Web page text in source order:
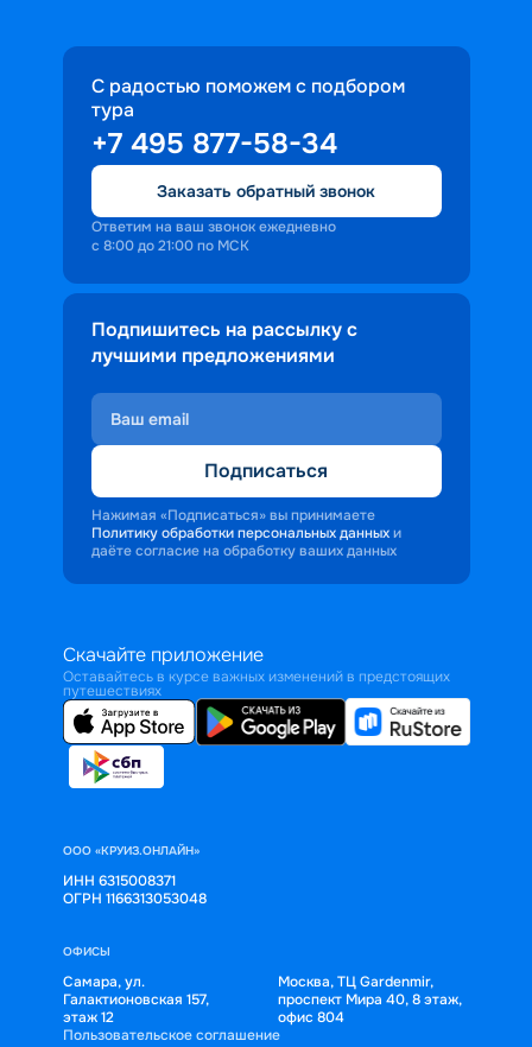
С радостью поможем с подбором
тура
+7 495 877-58-34
Заказать обратный звонок
Ответим на ваш звонок ежедневно
с 8:00 до 21:00 по МСК
Подпишитесь на рассылку с
лучшими предложениями
Подписаться
Нажимая «Подписаться» вы принимаете
Политику обработки персональных данных и
даёте согласие на обработку ваших данных
Скачайте приложение
Оставайтесь в курсе важных изменений в предстоящих
путешествиях
ООО «КРУИЗ.ОНЛАЙН»
ИНН 6315008371
ОГРН 1166313053048
ОФИСЫ
Самара, ул.
Галактионовская 157,
этаж 12
Москва, ТЦ Gardenmir,
проспект Мира 40, 8 этаж,
офис 804
Пользовательское соглашение